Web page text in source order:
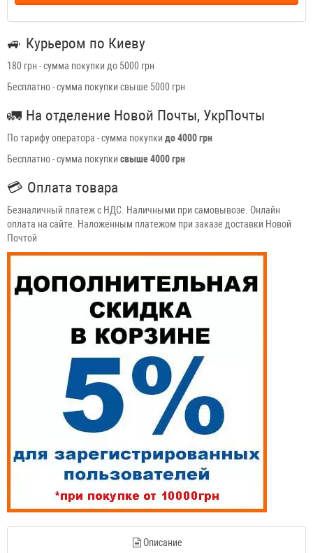
🚙 Курьером по Киеву
180 грн - сумма покупки до 5000 грн
Бесплатно - сумма покупки свыше 5000 грн
🚛 На отделение Новой Почты, УкрПочты
По тарифу оператора - сумма покупки до 4000 грн
Бесплатно - сумма покупки свыше 4000 грн
💳 Оплата товара
Безналичный платеж с НДС. Наличными при самовывозе. Онлайн
оплата на сайте. Наложенным платежом при заказе доставки Новой
Почтой
Описание